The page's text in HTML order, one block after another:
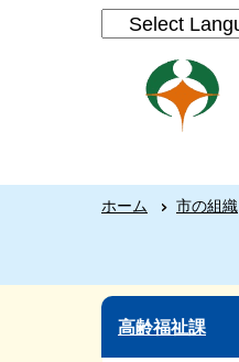
ホーム 市の組織
高齢福祉課